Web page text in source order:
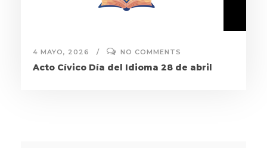
4 MAYO, 2026 NO COMMENTS
Acto Cívico Día del Idioma 28 de abril